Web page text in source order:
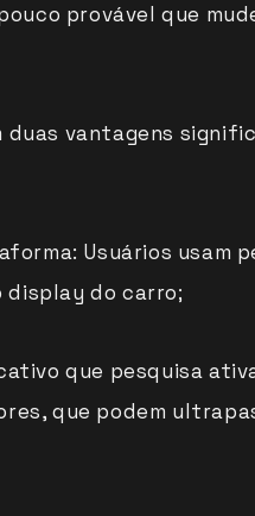
provável que
duas vantagens
Usuários usam
do carro;
que pesquisa
que podem